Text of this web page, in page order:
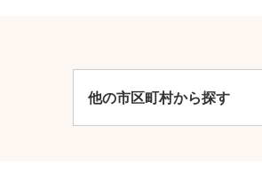
他の市区町村から探す